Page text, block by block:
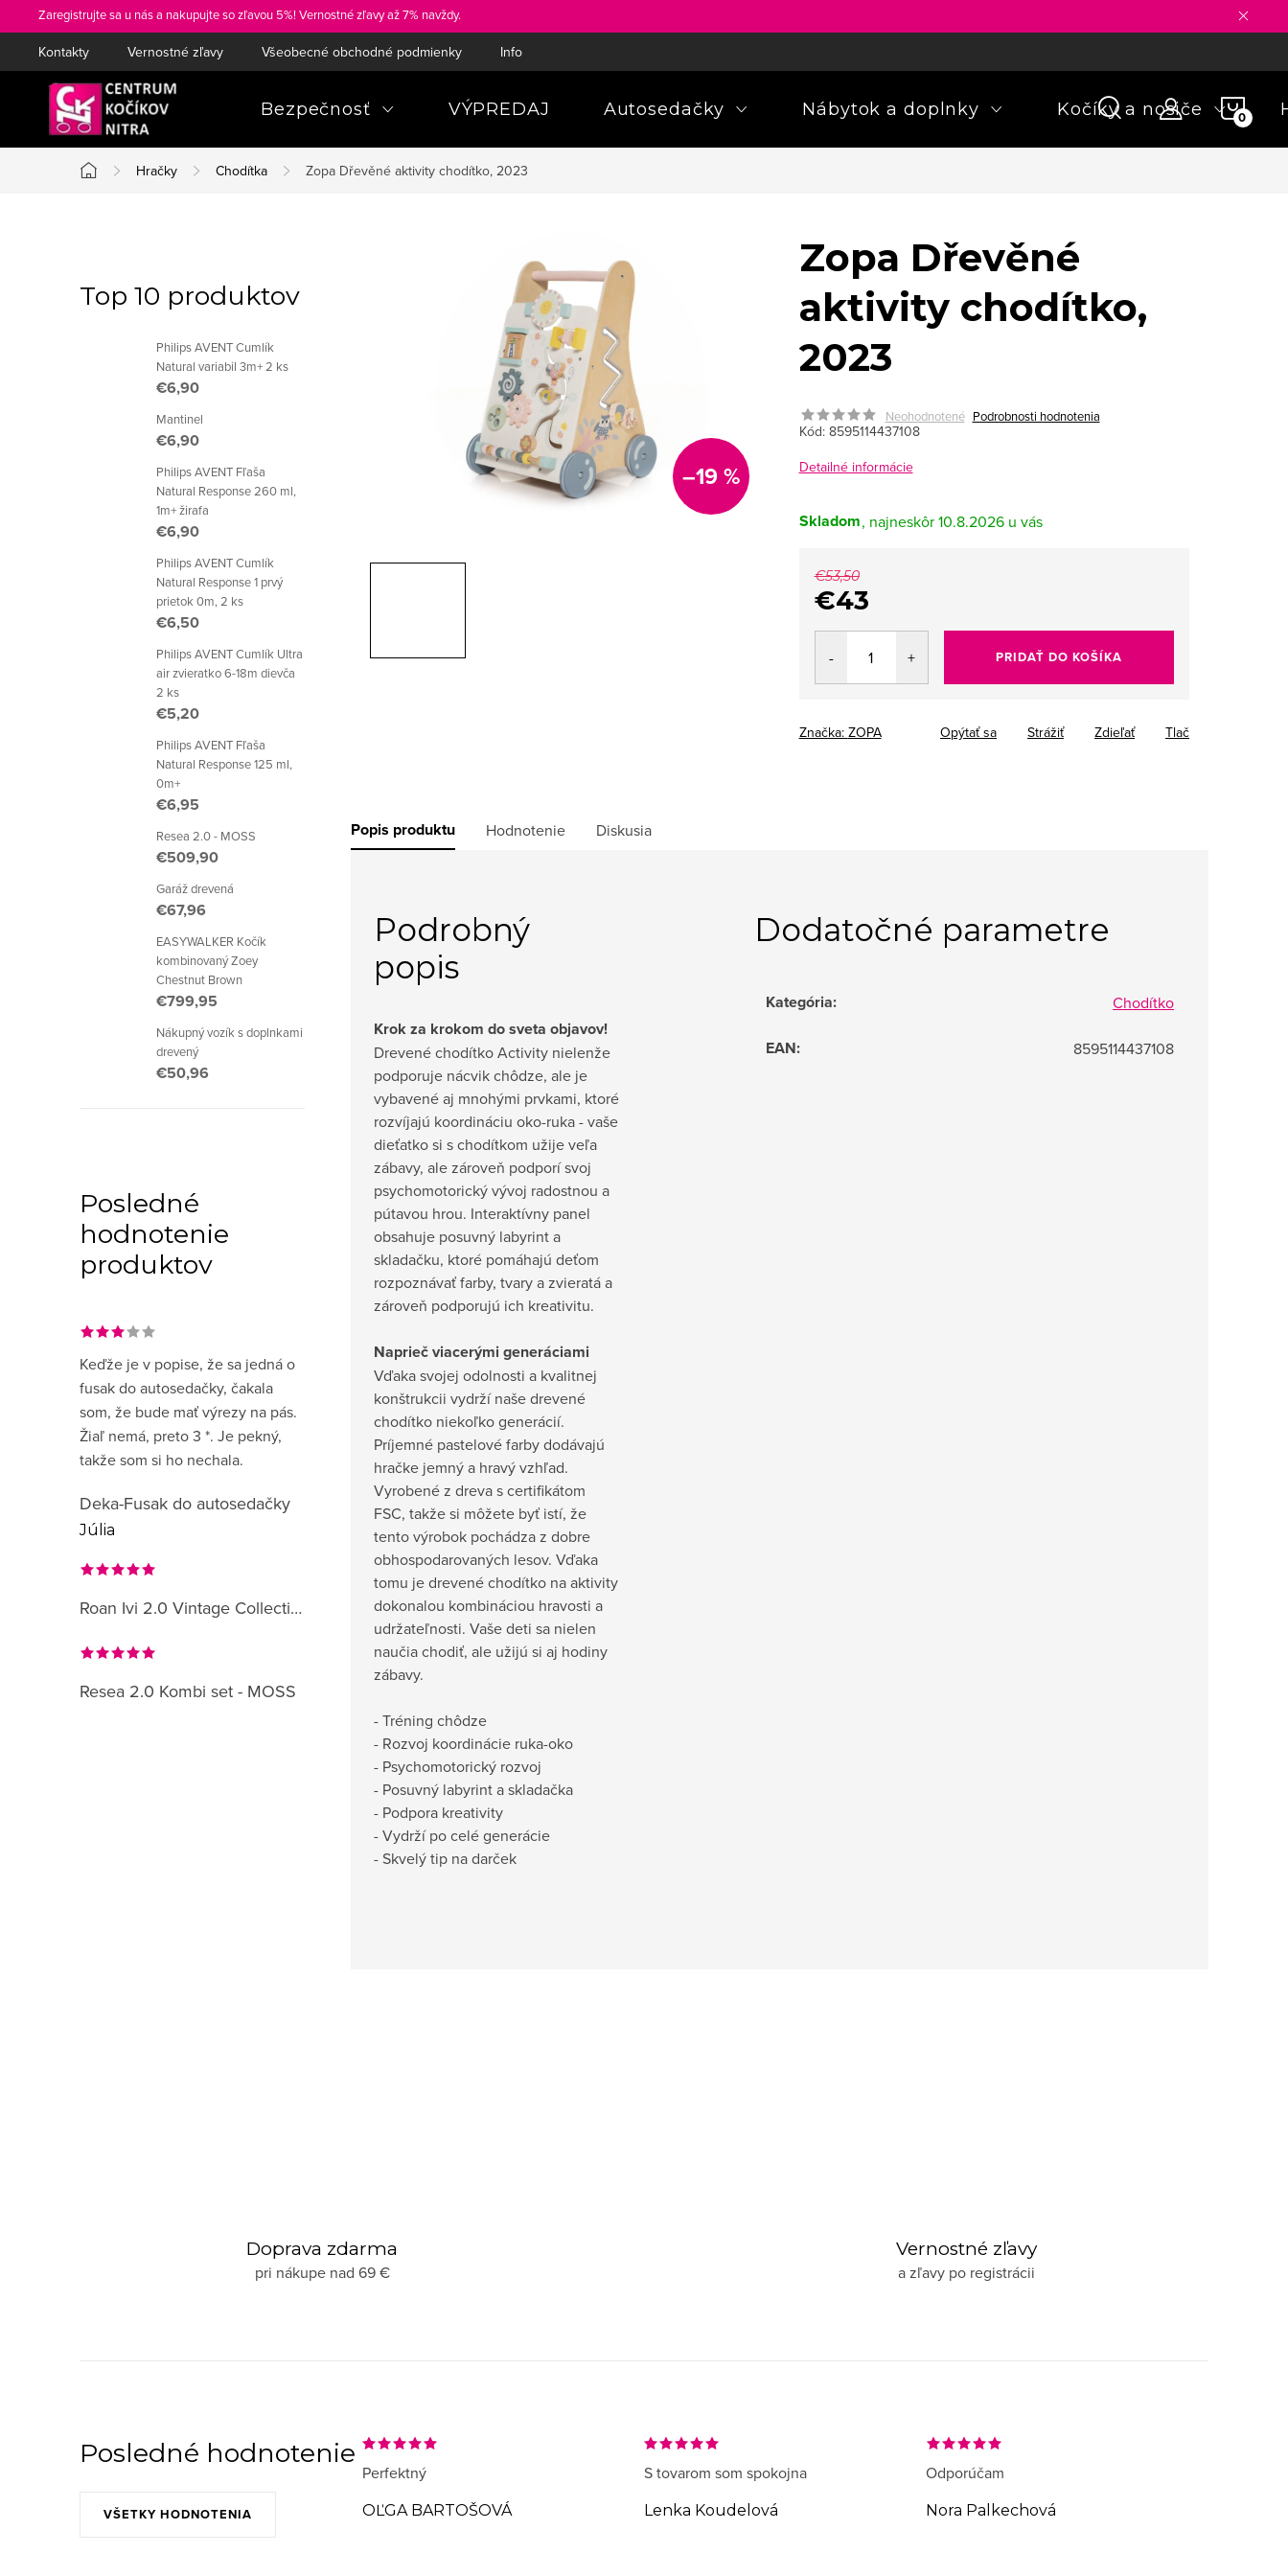
na
Zaregistrujte sa u nás a nakupujte so zľavou 5%! Vernostné zľavy až 7% navždy.
Kontakty Vernostné zľavy Všeobecné obchodné podmienky Informácie a poučenia pre spotrebiteľa
Bezpečnosť VÝPREDAJ Autosedačky Nábytok a doplnky Kočíky a nosiče
Domov
Hračky Chodítka Zopa Dřevěné aktivity chodítko, 2023
o
Top 10 produktov
Philips AVENT Cumlík
Natural variabil 3m+ 2 ks
€6,90
Mantinel
€6,90
Philips AVENT Fľaša
Natural Response 260 ml,
1m+ žirafa
€6,90
Philips AVENT Cumlík
Natural Response 1 prvý
prietok 0m, 2 ks
€6,50
Philips AVENT Cumlík Ultra
air zvieratko 6-18m dievča
2 ks
€5,20
Philips AVENT Fľaša
Natural Response 125 ml,
0m+
€6,95
Resea 2.0 - MOSS
€509,90
Garáž drevená
€67,96
EASYWALKER Kočík
kombinovaný Zoey
Chestnut Brown
€799,95
Nákupný vozík s doplnkami
drevený
€50,96
Posledné
hodnotenie
produktov
Keďže je v popise, že sa jedná o
fusak do autosedačky, čakala
som, že bude mať výrezy na pás.
Žiaľ nemá, preto 3 *. Je pekný,
takže som si ho nechala.
Deka-Fusak do autosedačky
Júlia
Roan Ivi 2.0 Vintage Collection
Resea 2.0 Kombi set - MOSS
–19 %
Zopa Dřevěné
aktivity chodítko,
2023
Neohodnotené Podrobnosti hodnotenia
Kód: 8595114437108
Detailné informácie
Skladom 10.8.2026
€53,50
€43
Jednotková
PRIDAŤ DO KOŠÍKA
Značka: ZOPA Tlač
Opýtať sa Strážiť Zdieľať
Popis produktu Hodnotenie Diskusia
Podrobný
popis
Krok za krokom do sveta objavov!
Drevené chodítko Activity nielenže
podporuje nácvik chôdze, ale je
vybavené aj mnohými prvkami, ktoré
rozvíjajú koordináciu oko-ruka - vaše
dieťatko si s chodítkom užije veľa
zábavy, ale zároveň podporí svoj
psychomotorický vývoj radostnou a
pútavou hrou. Interaktívny panel
obsahuje posuvný labyrint a
skladačku, ktoré pomáhajú deťom
rozpoznávať farby, tvary a zvieratá a
zároveň podporujú ich kreativitu.
Naprieč viacerými generáciami
Vďaka svojej odolnosti a kvalitnej
konštrukcii vydrží naše drevené
chodítko niekoľko generácií.
Príjemné pastelové farby dodávajú
hračke jemný a hravý vzhľad.
Vyrobené z dreva s certifikátom
FSC, takže si môžete byť istí, že
tento výrobok pochádza z dobre
obhospodarovaných lesov. Vďaka
tomu je drevené chodítko na aktivity
dokonalou kombináciou hravosti a
udržateľnosti. Vaše deti sa nielen
naučia chodiť, ale užijú si aj hodiny
zábavy.
- Tréning chôdze
- Rozvoj koordinácie ruka-oko
- Psychomotorický rozvoj
- Posuvný labyrint a skladačka
- Podpora kreativity
- Vydrží po celé generácie
- Skvelý tip na darček
Dodatočné parametre
Kategória: Chodítko
EAN: 8595114437108
Doprava zdarma
pri nákupe nad 69 €
Vernostné zľavy
a zľavy po registrácii
Posledné hodnotenie
VŠETKY HODNOTENIA
Perfektný
OĽGA BARTOŠOVÁ
S tovarom som spokojna
Lenka Koudelová
Odporúčam
Nora Palkechová